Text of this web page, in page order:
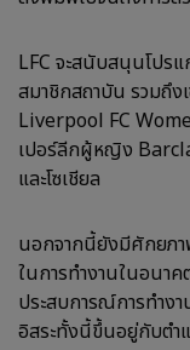
LFC จะสนับสนุนโปร
สมาชิกสถาบัน รวมถึง
Liverpool FC
เปอร์ลีกผู้หญิง
และโซเชียล
นอกจากนี้ยังมีศักยภา
ในการทำงานในอนาค
ประสบการณ์การทำง
อิสระทั้งนี้ขึ้นอยู่กับตำ